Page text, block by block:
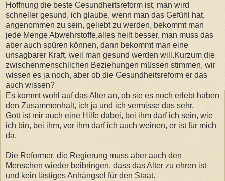
Hoffnung die beste Gesundheitsreform ist, man wird
schneller gesund, ich glaube, wenn man das Gefühl hat,
angenommen zu sein, geliebt zu werden, bekommt man
jede Menge Abwehrstoffe,alles heilt besser, man muss das
aber auch spüren können, dann bekommt man eine
unsagbarer Kraft, weil man gesund werden will.Kurzum die
zwischenmenschlichen Beziehungen müssen stimmen, wir
wissen es ja noch, aber ob die Gesundheitsreform er das
auch wissen?
Es kommt wohl auf das Alter an, ob sie es noch erlebt haben
den Zusammenhalt, ich ja und ich vermisse das sehr.
Gott ist mir auch eine Hilfe dabei, bei ihm darf ich sein, wie
ich bin, bei ihm, vor ihm darf ich auch weinen, er ist für mich
da.
Die Reformer, die Regierung muss aber auch den
Menschen wieder beibringen, dass das Alter zu ehren ist
und kein lästiges Anhängsel für den Staat.